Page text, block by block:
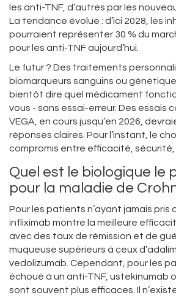
les anti-TNF, d’autres par les
La tendance évolue : d’ici 2028, les
pourraient représenter 30 % du
pour les anti-TNF aujourd’hui.
Le futur ? Des traitements
biomarqueurs sanguins ou
bientôt dire quel médicament
vous - sans essai-erreur. Des essais
VEGA, en cours jusqu’en 2026,
réponses claires. Pour l’instant, le
compromis entre efficacité,
Quel est le biologique le
pour la maladie de
Pour les patients n’ayant jamais pris
infliximab montre la meilleure
avec des taux de rémission et de
muqueuse supérieurs à ceux
vedolizumab. Cependant, pour les
échoué à un anti-TNF, ustekinumab
sont souvent plus efficaces. Il